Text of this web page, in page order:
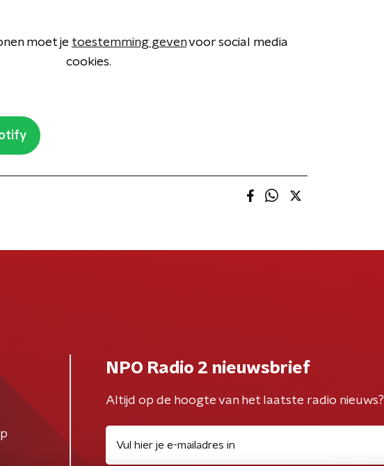
moet je toestemming gevenvoor social media
cookies.
NPO Radio 2 nieuwsbrief
Altijd op de hoogte van het laatste radio nieuws?